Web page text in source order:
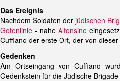
Das Ereignis
Nachdem Soldaten der jüdischen
Gotenlinie - nahe Alfonsine
Cuffiano der erste Ort, der von
Gedenken
Am Ortseingang von Cuffiano
Gedenkstein für die Jüdische